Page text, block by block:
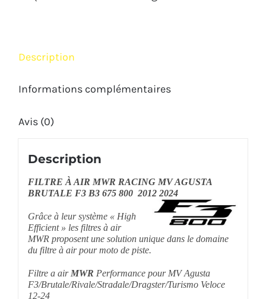
675
800
2024
Description
Informations complémentaires
Avis (0)
Description
FILTRE À AIR MWR RACING MV AGUSTA
BRUTALE F3 B3 675 800 2012 2024
Grâce à leur système « High
Efficient » les filtres à air
MWR proposent une solution unique dans le domaine
du filtre à air pour moto de piste.
Filtre a air MWR Performance pour MV Agusta
F3/Brutale/Rivale/Stradale/Dragster/Turismo Veloce
12-24